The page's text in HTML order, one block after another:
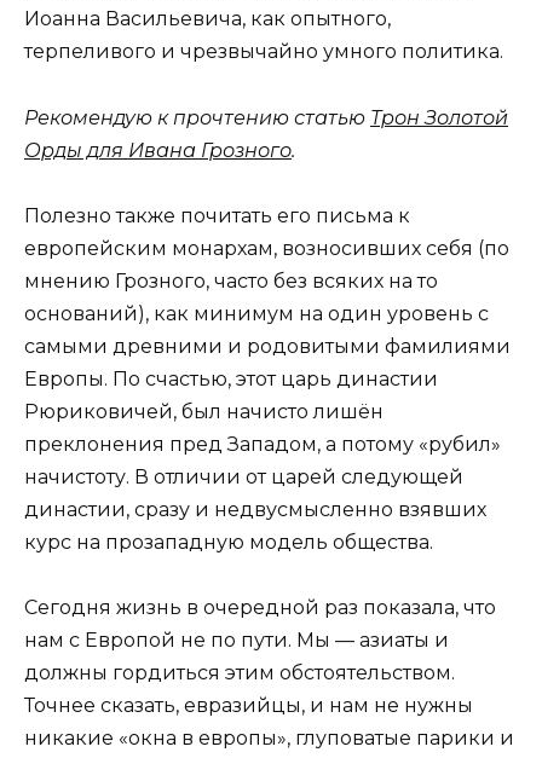
Иоанна Васильевича, как опытного,
терпеливого и чрезвычайно умного политика.
Рекомендую к прочтению статью Трон Золотой
Орды для Ивана Грозного.
Полезно также почитать его письма к
европейским монархам, возносивших себя (по
мнению Грозного, часто без всяких на то
оснований), как минимум на один уровень с
самыми древними и родовитыми фамилиями
Европы. По счастью, этот царь династии
Рюриковичей, был начисто лишён
преклонения пред Западом, а потому «рубил»
начистоту. В отличии от царей следующей
династии, сразу и недвусмысленно взявших
курс на прозападную модель общества.
Сегодня жизнь в очередной раз показала, что
нам с Европой не по пути. Мы — азиаты и
должны гордиться этим обстоятельством.
Точнее сказать, евразийцы, и нам не нужны
никакие «окна в европы», глуповатые парики и